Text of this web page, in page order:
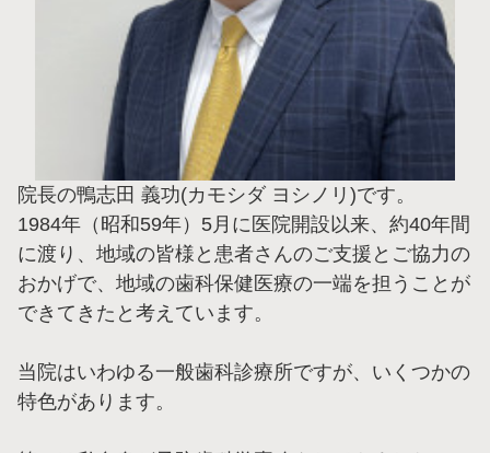
院長の鴨志田 義功(カモシダ ヨシノリ)です。
1984年（昭和59年）5月に医院開設以来、約40年間
に渡り、地域の皆様と患者さんのご支援とご協力の
おかげで、地域の歯科保健医療の一端を担うことが
できてきたと考えています。
当院はいわゆる一般歯科診療所ですが、いくつかの
特色があります。